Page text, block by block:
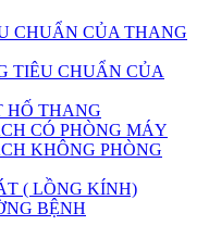
CHUẨN CỦA THANG
TIÊU CHUẨN CỦA
HỐ THANG
CÓ PHÒNG MÁY
KHÔNG PHÒNG
( LỒNG KÍNH)
BỆNH